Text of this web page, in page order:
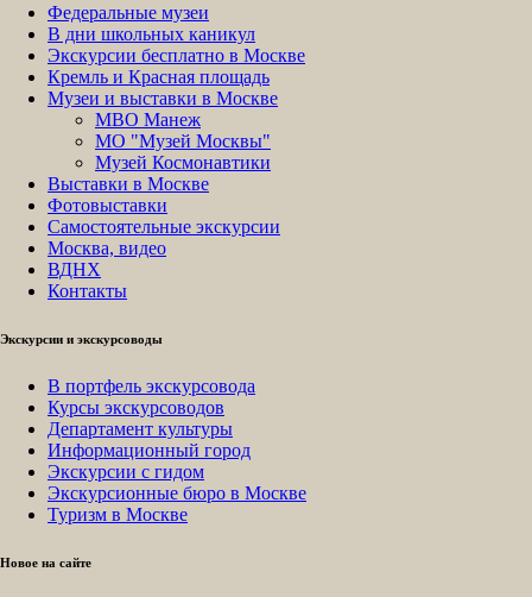
Федеральные музеи
В дни школьных каникул
Экскурсии бесплатно в Москве
Кремль и Красная площадь
Музеи и выставки в Москве
МВО Манеж
МО "Музей Москвы"
Музей Космонавтики
Выставки в Москве
Фотовыставки
Самостоятельные экскурсии
Москва, видео
ВДНХ
Контакты
Экскурсии и экскурсоводы
В портфель экскурсовода
Курсы экскурсоводов
Департамент культуры
Информационный город
Экскурсии с гидом
Экскурсионные бюро в Москве
Туризм в Москве
Новое на сайте